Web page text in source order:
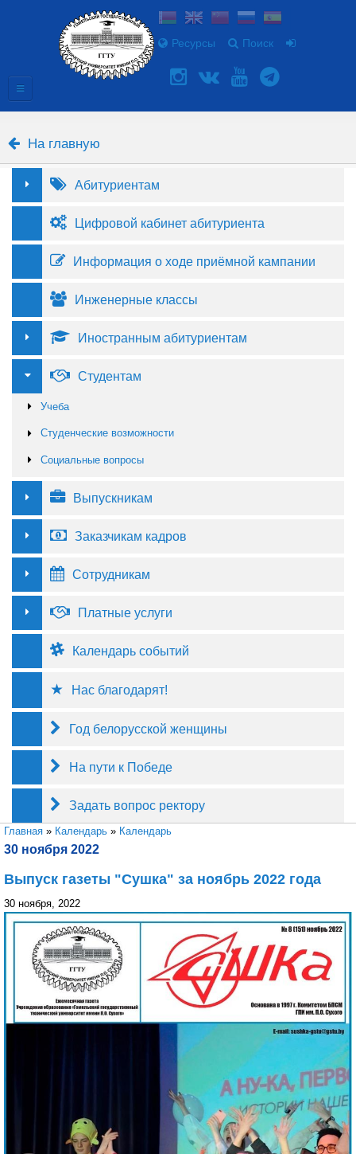
Ресурсы Поиск
На главную
Абитуриентам
Цифровой кабинет абитуриента
Информация о ходе приёмной кампании
Инженерные классы
Иностранным абитуриентам
Студентам
Учеба
Студенческие возможности
Социальные вопросы
Выпускникам
Заказчикам кадров
Сотрудникам
Платные услуги
Календарь событий
Нас благодарят!
Год белорусской женщины
На пути к Победе
Задать вопрос ректору
Вы здесь
Главная » Календарь » Календарь
30 ноября 2022
Выпуск газеты "Сушка" за ноябрь 2022 года
30 ноября, 2022